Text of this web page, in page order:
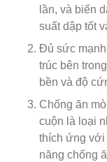
lần, và biến
suất dập tốt
Đủ sức
trúc bên
bền và độ
Chống ăn
cuộn là loại
thích ứng với
năng chống